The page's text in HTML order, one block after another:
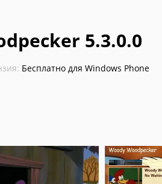
5.3.0.0
Бесплатно для Windows Phone